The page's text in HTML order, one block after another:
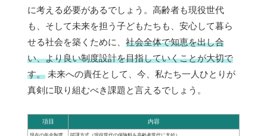
に考える必要があるでしょう。高齢者も現役世代
も、そして未来を担う子どもたちも、安心して暮ら
せる社会を築くために、 社会全体で知恵を出し合
い、より良い制度設計を目指していくことが大切で
す。 未来への責任として、今、私たち一人ひとりが
真剣に取り組むべき課題と言えるでしょう。
項目 内容